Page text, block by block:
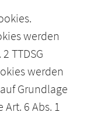
werden
TTDSG
werden
Grundlage
Art. 6 Abs. 1